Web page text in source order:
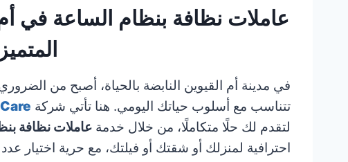
في مدينة أم القيوين النابضة بالحياة، أصبح من
تتناسب مع أسلوب حياتك اليومي. هنا تأتي شركة
لتقدم لك حلًا متكاملًا، من خلال خدمةعاملات نظافة
احترافية لمنزلك أو شقتك أو فيلتك، مع حرية اختيار